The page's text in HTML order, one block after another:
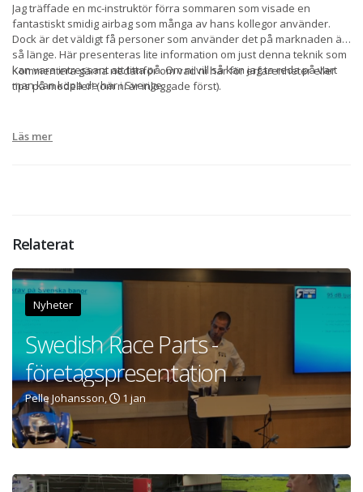
Jag träffade en mc-instruktör förra sommaren som visade en
fantastiskt smidig airbag som många av hans kollegor använder.
Dock är det väldigt få personer som använder det på marknaden än
så länge. Här presenteras lite information om just denna teknik som
kan vara intressant att titta på. Om ni vill så kan jag ta reda på vart
man kan köpa de här i Sverige.
Kommentera gärna nedanför om vad ni har för erfarenheter eller
tips på modeller! (om ni är inloggade först).
Läs mer
Relaterat
Nyheter
Swedish Race Parts -
företagspresentation
Pelle Johansson, 1 jan